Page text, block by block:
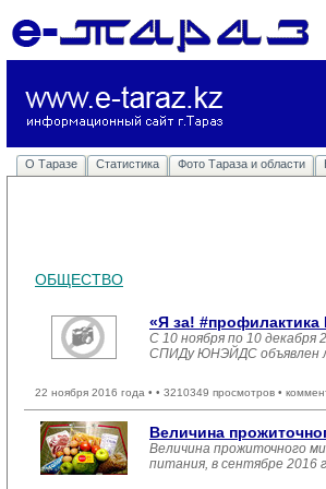
О Таразе Статистика Фото Тараза и области
ОБЩЕСТВО
«Я за!
С 10 ноября по 10
СПИДу ЮНЭЙДС объявлен
22 ноября 2016 года • • 3210349 просмотров •
Величина
Величина прожиточного
питания, в сентябре 2016